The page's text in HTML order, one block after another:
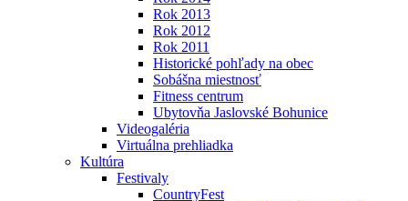
Rok 2013
Rok 2012
Rok 2011
Historické pohľady na obec
Sobášna miestnosť
Fitness centrum
Ubytovňa Jaslovské Bohunice
Videogaléria
Virtuálna prehliadka
Kultúra
Festivaly
CountryFest